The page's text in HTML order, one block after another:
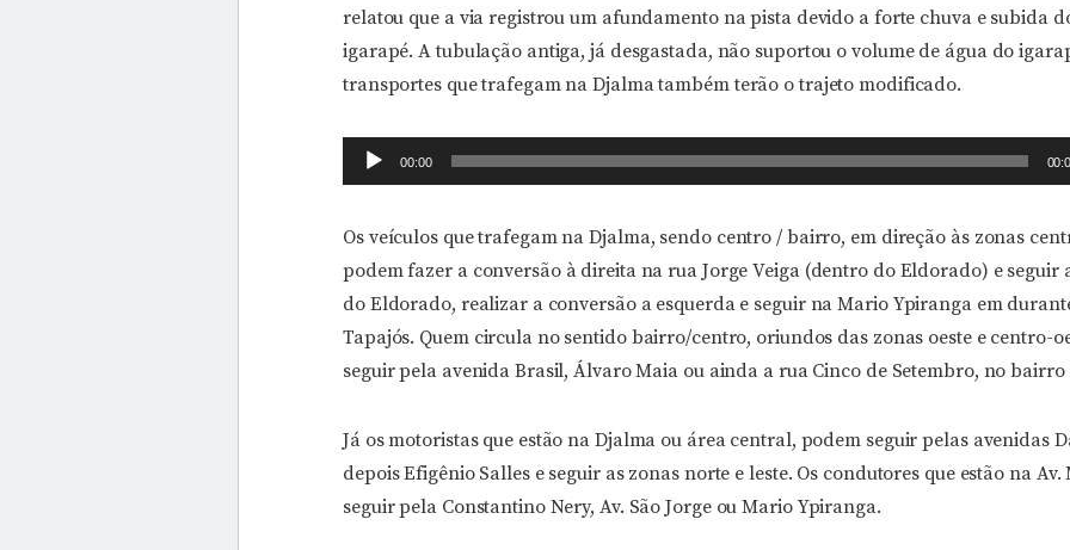
relatou que a via registrou um afundamento na pista devido a forte chuva e subida
igarapé. A tubulação antiga, já desgastada, não suportou o volume de água do
transportes que trafegam na Djalma também terão o trajeto modificado.
Tocador
de
00:00
Os veículos que trafegam na Djalma, sendo centro / bairro, em direção às zonas
podem fazer a conversão à direita na rua Jorge Veiga (dentro do Eldorado) e seguir
do Eldorado, realizar a conversão a esquerda e seguir na Mario Ypiranga em
Tapajós. Quem circula no sentido bairro/centro, oriundos das zonas oeste e centro-
seguir pela avenida Brasil, Álvaro Maia ou ainda a rua Cinco de Setembro, no bairro
Já os motoristas que estão na Djalma ou área central, podem seguir pelas avenidas
depois Efigênio Salles e seguir as zonas norte e leste. Os condutores que estão na
seguir pela Constantino Nery, Av. São Jorge ou Mario Ypiranga.